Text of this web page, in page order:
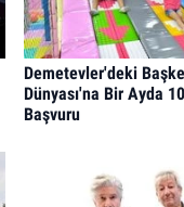
Demetevler'deki
Dünyası'na Bir Ayda
Başvuru